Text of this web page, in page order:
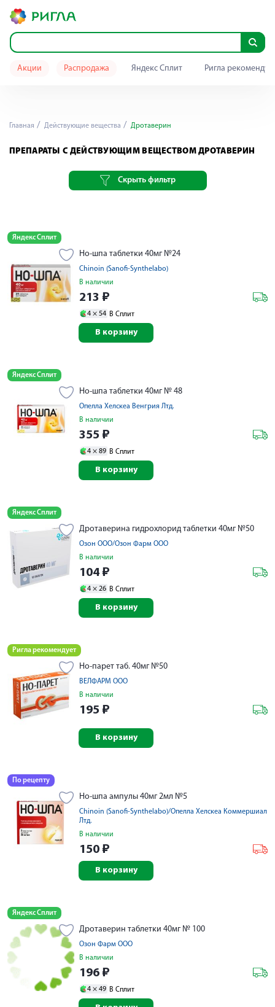
Акции Распродажа Яндекс Сплит Ригла
Главная Действующие вещества Дротаверин
ПРЕПАРАТЫ С ДЕЙСТВУЮЩИМ ВЕЩЕСТВОМ ДРОТАВЕРИН
Скрыть фильтр
Яндекс Сплит
Но-шпа таблетки 40мг №24
Chinoin (Sanofi-Synthelabo)
В наличии
213 ₽
4 × 54 В Сплит
В корзину
Яндекс Сплит
Но-шпа таблетки 40мг № 48
Опелла Хелскеа Венгрия Лтд.
В наличии
355 ₽
4 × 89 В Сплит
В корзину
Яндекс Сплит
Дротаверина гидрохлорид таблетки 40мг №50
Озон ООО/Озон Фарм ООО
В наличии
104 ₽
4 × 26 В Сплит
В корзину
Ригла рекомендует
Но-парет таб. 40мг №50
ВЕЛФАРМ ООО
В наличии
195 ₽
В корзину
По рецепту
Но-шпа ампулы 40мг 2мл №5
Chinoin (Sanofi-Synthelabo)/Опелла Хелскеа Коммершиал
Лтд.
В наличии
150 ₽
В корзину
Яндекс Сплит
Дротаверин таблетки 40мг № 100
Озон Фарм ООО
В наличии
196 ₽
4 × 49 В Сплит